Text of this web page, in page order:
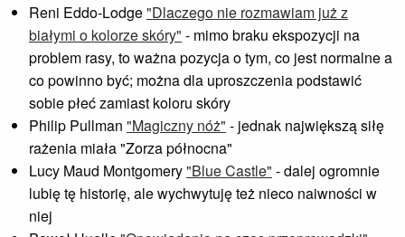
Reni Eddo-Lodge"Dlaczego nie rozmawiam już z
białymi o kolorze skóry" - mimo braku ekspozycji na
problem rasy, to ważna pozycja o tym, co jest normalne a
co powinno być; można dla uproszczenia podstawić
sobie płeć zamiast koloru skóry
Philip Pullman "Magiczny nóż" - jednak największą siłę
rażenia miała "Zorza północna"
Lucy Maud Montgomery"Blue Castle" - dalej ogromnie
lubię tę historię, ale wychwytuję też nieco naiwności w
niej